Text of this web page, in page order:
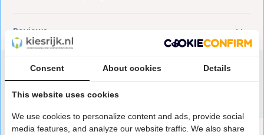
Reviews
Speciaal aanbevolen voor jou
Consent About cookies Details
This website uses cookies
We use cookies to personalize content and ads, provide social
media features, and analyze our website traffic. We also share